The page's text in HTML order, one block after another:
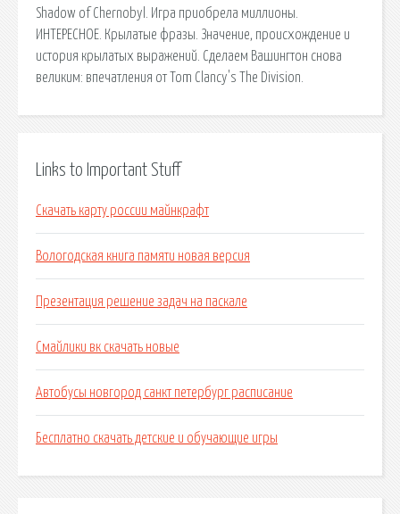
Shadow of Chernobyl. Игра приобрела миллионы.
ИНТЕРЕСНОЕ. Крылатые фразы. Значение, происхождение и
история крылатых выражений. Сделаем Вашингтон снова
великим: впечатления от Tom Clancy's The Division.
Links to Important Stuff
Скачать карту россии майнкрафт
Вологодская книга памяти новая версия
Презентация решение задач на паскале
Смайлики вк скачать новые
Автобусы новгород санкт петербург расписание
Бесплатно скачать детские и обучающие игры